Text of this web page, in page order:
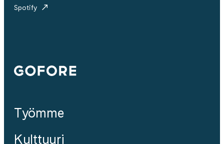
Spotify
Gofore
Työmme
Kulttuuri